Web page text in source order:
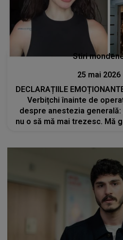
Stiri
25 mai 2026
DECLARAȚIILE
Verbițchi înainte de
despre anestezia generală:
nu o să mă mai trezesc. Mă